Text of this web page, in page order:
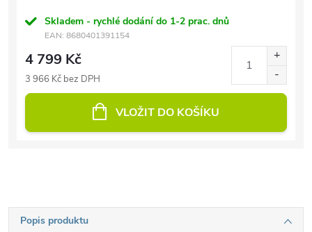
Skladem - rychlé dodání do 1-2 prac. dnů
EAN: 8680401391154
4 799 Kč
3 966 Kč bez DPH
VLOŽIT DO KOŠÍKU
Popis produktu